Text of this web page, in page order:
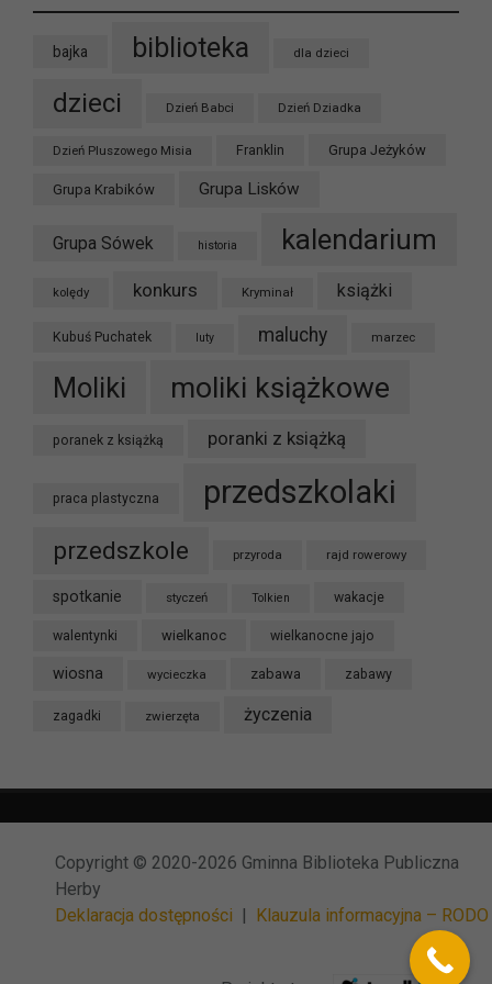
bajka biblioteka dla dzieci
dzieci Dzień Babci Dzień Dziadka
Dzień Pluszowego Misia Franklin Grupa Jeżyków
Grupa Krabików Grupa Lisków
Grupa Sówek historia kalendarium
kolędy konkurs Kryminał książki
Kubuś Puchatek luty maluchy marzec
Moliki moliki książkowe
poranek z książką poranki z książką
praca plastyczna przedszkolaki
przedszkole przyroda rajd rowerowy
spotkanie styczeń Tolkien wakacje
walentynki wielkanoc wielkanocne jajo
wiosna wycieczka zabawa zabawy
zagadki zwierzęta życzenia
Copyright © 2020-2026 Gminna Biblioteka Publiczna
Herby
Deklaracja dostępności | Klauzula informacyjna – RODO